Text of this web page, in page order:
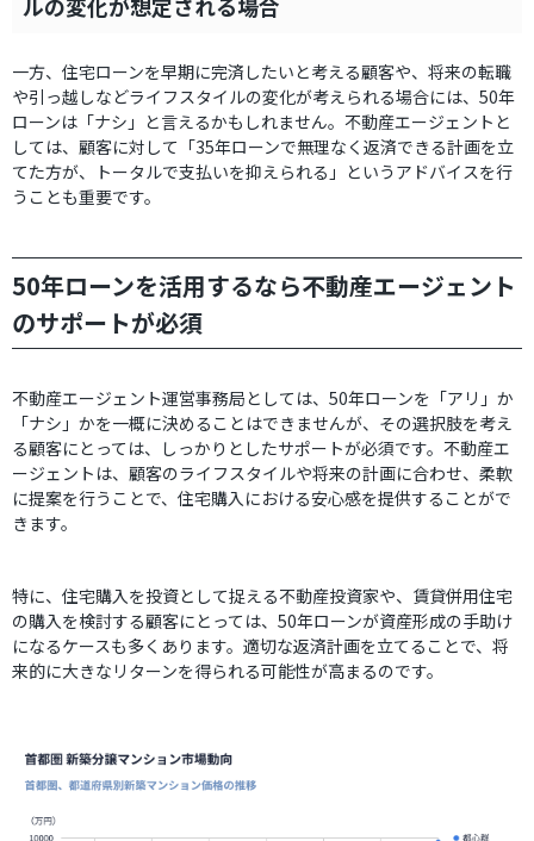
ルの変化が想定される場合
一方、住宅ローンを早期に完済したいと考える顧客や、将来の転職
や引っ越しなどライフスタイルの変化が考えられる場合には、50年
ローンは「ナシ」と言えるかもしれません。不動産エージェントと
しては、顧客に対して「35年ローンで無理なく返済できる計画を立
てた方が、トータルで支払いを抑えられる」というアドバイスを行
うことも重要です。
50年ローンを活用するなら不動産エージェント
のサポートが必須
不動産エージェント運営事務局としては、50年ローンを「アリ」か
「ナシ」かを一概に決めることはできませんが、その選択肢を考え
る顧客にとっては、しっかりとしたサポートが必須です。不動産エ
ージェントは、顧客のライフスタイルや将来の計画に合わせ、柔軟
に提案を行うことで、住宅購入における安心感を提供することがで
きます。
特に、住宅購入を投資として捉える不動産投資家や、賃貸併用住宅
の購入を検討する顧客にとっては、50年ローンが資産形成の手助け
になるケースも多くあります。適切な返済計画を立てることで、将
来的に大きなリターンを得られる可能性が高まるのです。